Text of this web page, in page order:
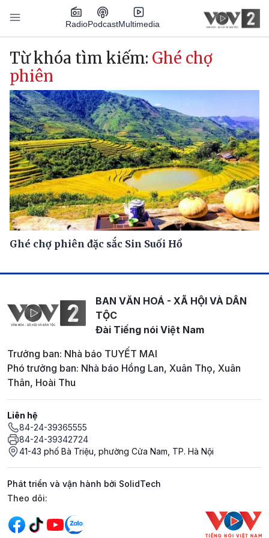
Nhảy đến nội dung
RadioPodcastMultimedia
Main navigation
Từ khóa tìm kiếm: Ghé chợ
phiên
Ghé chợ phiên đặc sắc Sin Suối Hồ
BAN VĂN HOÁ - XÃ HỘI VÀ DÂN
TỘC
Đài Tiếng nói Việt Nam
Trưởng ban: Nhà báo TUYẾT MAI
Phó trưởng ban: Nhà báo Hồng Lan, Xuân Thọ, Xuân
Thân, Hoài Thu
Liên hệ
84-24-39365555
84-24-39342724
41-43 phố Bà Triệu, phường Cửa Nam, TP. Hà Nội
Phát triển và vận hành bởi SolidTech
Mạng xã hội
Theo dõi: